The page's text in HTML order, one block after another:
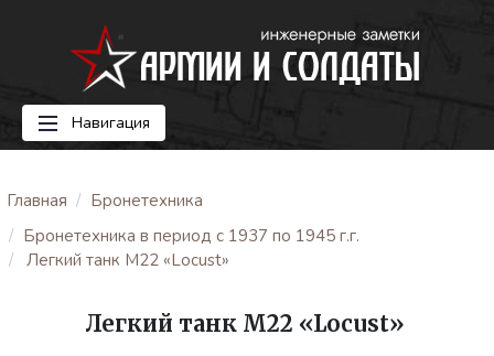
Навигация
Главная
Бронетехника
Бронетехника в период с 1937 по 1945 г.г.
Легкий танк M22 «Locust»
Легкий танк M22 «Locust»